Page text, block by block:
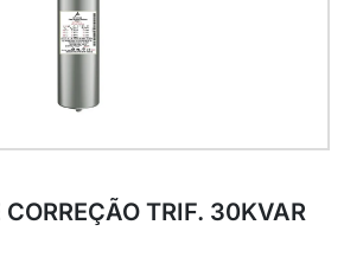
CORREÇÃO TRIF. 30KVAR